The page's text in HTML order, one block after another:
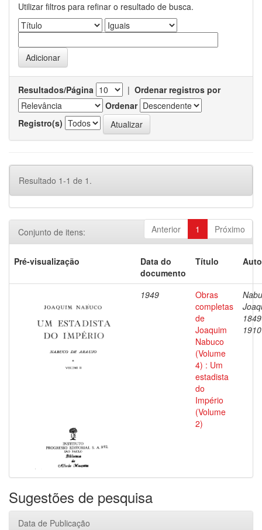
Utilizar filtros para refinar o resultado de busca.
Resultados/Página | Ordenar registros por
Ordenar
Registro(s)
Resultado 1-1 de 1.
Anterior 1 Próximo
Conjunto de itens:
Pré-visualização
Data do
documento
Título
1949
Obras
completas
de
Joaquim
Nabuco
(Volume
4) : Um
estadista
do
Império
(Volume
2)
1910
Sugestões de pesquisa
Data de Publicação